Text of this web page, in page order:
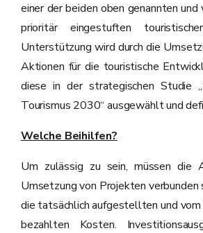
einer der beiden oben genannten und
prioritär eingestuften
Unterstützung wird durch die
Aktionen für die touristische
diese in der strategischen Studie
Tourismus 2030“ ausgewählt und
Welche Beihilfen?
Um zulässig zu sein, müssen die
Umsetzung von Projekten verbunden
die tatsächlich aufgestellten und
bezahlten Kosten.